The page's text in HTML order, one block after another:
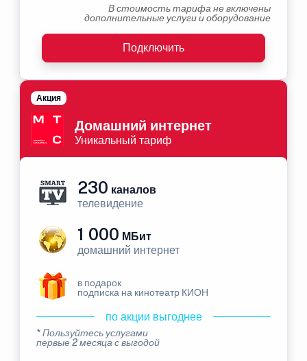
В стоимость тарифа не включены
дополнительные услуги и оборудование
Подключить
Домашний интернет
Уникальный тариф
Акция
230 каналов
телевидение
1 000 МБит
домашний интернет
в подарок
подписка на кинотеатр КИОН
по акции выгоднее
* Пользуйтесь услугами
первые 2 месяца с выгодой